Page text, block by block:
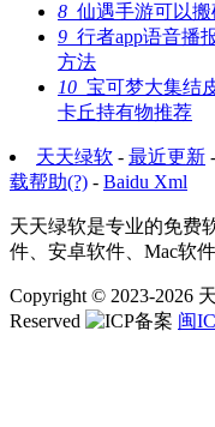
8 仙遇手游可以
9 行者app语音播
方法
10 宝可梦大集结
卡丘持有物推荐
天天绿软 - 最近更新 -
载帮助(?) - Baidu Xml
天天绿软是专业的免费
件、安卓软件、Mac软
Copyright © 2023-2026
Reserved
闽